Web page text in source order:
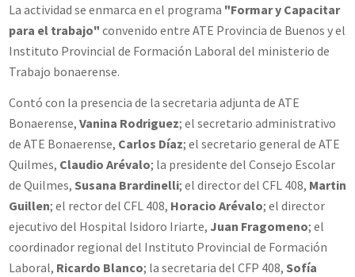
La actividad se enmarca en el programa "Formar y Capacitar
para el trabajo" convenido entre ATE Provincia de Buenos y el
Instituto Provincial de Formación Laboral del ministerio de
Trabajo bonaerense.
Contó con la presencia de la secretaria adjunta de ATE
Bonaerense, Vanina Rodriguez; el secretario administrativo
de ATE Bonaerense, Carlos Díaz; el secretario general de ATE
Quilmes, Claudio Arévalo; la presidente del Consejo Escolar
de Quilmes, Susana Brardinelli; el director del CFL 408, Martin
Guillen; el rector del CFL 408, Horacio Arévalo; el director
ejecutivo del Hospital Isidoro Iriarte, Juan Fragomeno; el
coordinador regional del Instituto Provincial de Formación
Laboral, Ricardo Blanco; la secretaria del CFP 408, Sofía